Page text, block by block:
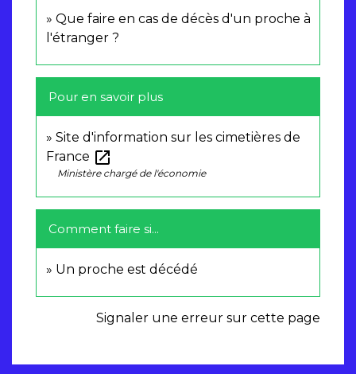
Que faire en cas de décès d'un proche à
l'étranger ?
Pour en savoir plus
Site d'information sur les cimetières de
France open_in_new
Ministère chargé de l'économie
Comment faire si...
Un proche est décédé
Signaler une erreur sur cette page